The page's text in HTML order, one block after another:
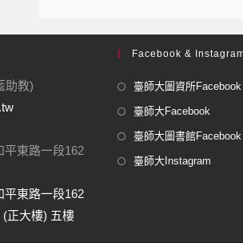
助教)
平東路一段162
平東路一段162
正大樓) 五樓
Facebook &
臺師大圖資所Facebook
臺師大Facebook
臺師大圖書館Facebook
臺師大Instagram